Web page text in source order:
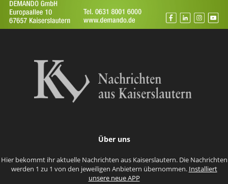
Über uns
Hier bekommt ihr aktuelle Nachrichten aus Kaiserslautern. Die Nachrichten
werden 1 zu 1 von den jeweiligen Anbietern übernommen. Installiert
unsere neue APP